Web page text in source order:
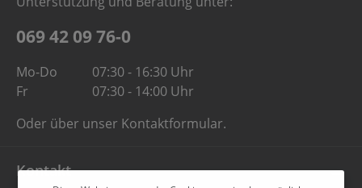
069 42 09 76-0
Mo-Do
07:30 - 16:30 Uhr
Fr
07:30 - 14:00 Uhr
Oder über unser Kontaktformular.
Kontakt